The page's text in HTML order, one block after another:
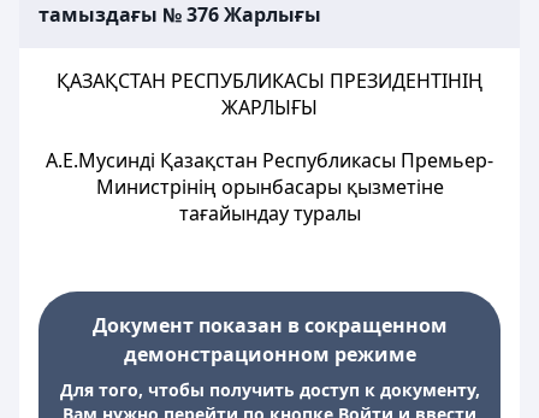
тамыздағы № 376 Жарлығы
ҚАЗАҚСТАН РЕСПУБЛИКАСЫ ПРЕЗИДЕНТІНІҢ
ЖАРЛЫҒЫ
А.Е.Мусинді Қазақстан Республикасы Премьер-
Министрінің орынбасары қызметіне
тағайындау туралы
Документ показан в сокращенном
демонстрационном режиме
Для того, чтобы получить доступ к документу,